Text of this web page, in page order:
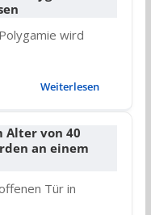
wird
Weiterlesen
Alter von 40
an einem
Tür in